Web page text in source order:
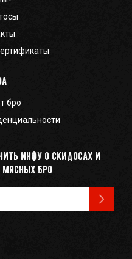
бро
инфу о скидосах и
бро